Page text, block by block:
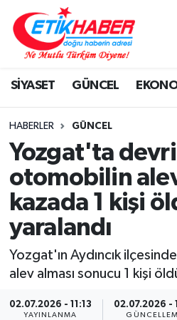
SİYASET GÜNCEL
HABERLER GÜNCEL
Yozgat'ta
otomobilin alev
kazada 1 kişi
yaralandı
Yozgat'ın Aydıncık
alev alması sonucu 1 kişi
02.07.2026 - 11:13
YAYINLANMA
02.07.2026 -
BİLİM-TEKNOLOJİ
DIŞ POLİTİKA
DÜNYA
EĞİTİM GENÇLİK
EKONOMİ
KÖŞE YAZILARI
KÜLTÜR-SANAT-
MEDYA
Nöbetçi Eczaneler
Hava Durumu
İstanbul Namaz Vakitleri
Trafik Durumu
Süper Lig Puan Durumu
Tüm Manşetler
Son Dakika Haberleri
Haber Arşivi